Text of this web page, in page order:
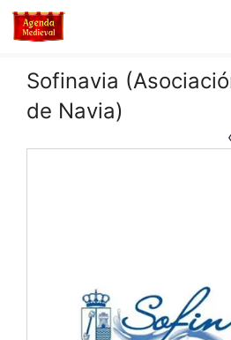
Saltar
Sofinavia
de Navia)